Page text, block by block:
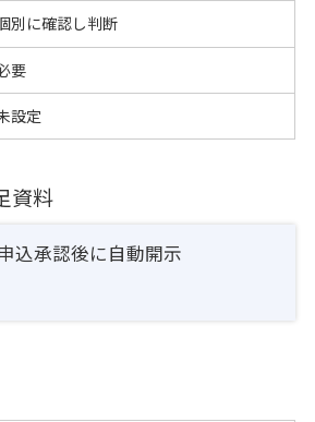
別に確認し判断
要
設定
資料
込承認後に自動開示